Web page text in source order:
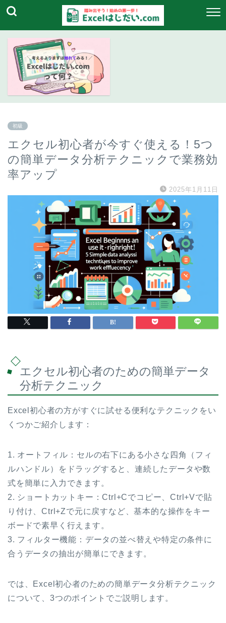
初級
エクセル初心者が今すぐ使える！5つ
の簡単データ分析テクニックで業務効
率アップ
2025年1月11日
エクセル初心者のための簡単データ
分析テクニック
Excel初心者の方がすぐに試せる便利なテクニックをい
くつかご紹介します：
1. オートフィル：セルの右下にある小さな四角（フィ
ルハンドル）をドラッグすると、連続したデータや数
式を簡単に入力できます。
2. ショートカットキー：Ctrl+Cでコピー、Ctrl+Vで貼
り付け、Ctrl+Zで元に戻すなど、基本的な操作をキー
ボードで素早く行えます。
3. フィルター機能：データの並べ替えや特定の条件に
合うデータの抽出が簡単にできます。
では、Excel初心者のための簡単データ分析テクニック
について、3つのポイントでご説明します。